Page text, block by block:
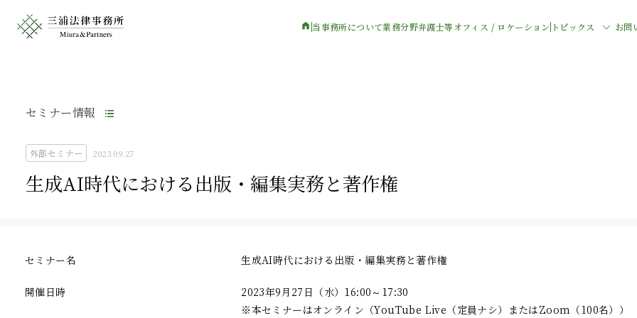
当事務所について業務分野弁護士等オフィス / ロケーション トピックス お問
セミナー情報
外部セミナー 2023.09.27
生成AI時代における出版・編集実務と著作権
セミナー名 生成AI時代における出版・編集実務と著作権
開催日時
2023年9月27日（水）16:00～17:30
※本セミナーはオンライン（YouTube Live（定員ナシ）またはZoom（100名））